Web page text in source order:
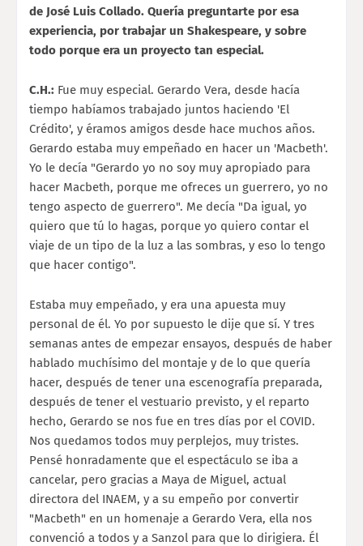
de José Luis Collado. Quería preguntarte por esa
experiencia, por trabajar un Shakespeare, y sobre
todo porque era un proyecto tan especial.
C.H.: Fue muy especial. Gerardo Vera, desde hacía
tiempo habíamos trabajado juntos haciendo 'El
Crédito', y éramos amigos desde hace muchos años.
Gerardo estaba muy empeñado en hacer un 'Macbeth'.
Yo le decía "Gerardo yo no soy muy apropiado para
hacer Macbeth, porque me ofreces un guerrero, yo no
tengo aspecto de guerrero". Me decía "Da igual, yo
quiero que tú lo hagas, porque yo quiero contar el
viaje de un tipo de la luz a las sombras, y eso lo tengo
que hacer contigo".
Estaba muy empeñado, y era una apuesta muy
personal de él. Yo por supuesto le dije que sí. Y tres
semanas antes de empezar ensayos, después de haber
hablado muchísimo del montaje y de lo que quería
hacer, después de tener una escenografía preparada,
después de tener el vestuario previsto, y el reparto
hecho, Gerardo se nos fue en tres días por el COVID.
Nos quedamos todos muy perplejos, muy tristes.
Pensé honradamente que el espectáculo se iba a
cancelar, pero gracias a Maya de Miguel, actual
directora del INAEM, y a su empeño por convertir
"Macbeth" en un homenaje a Gerardo Vera, ella nos
convenció a todos y a Sanzol para que lo dirigiera. Él